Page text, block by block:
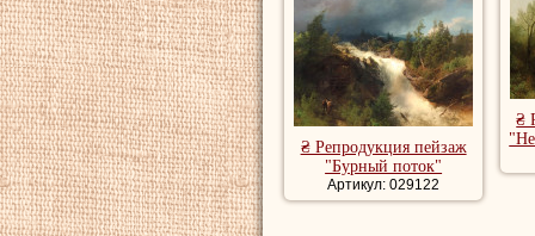
₴ Репродукция пейзаж
"Бурный поток"
Артикул: 029122
₴